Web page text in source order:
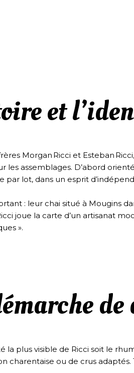
et
Morgan Ricci et Esteban
les assemblages. D’abord
par lot, dans un esprit
: leur chai situé à Mougins
joue la carte d’un artisanat
».
la plus visible de Ricci soit le
charentaise ou de crus